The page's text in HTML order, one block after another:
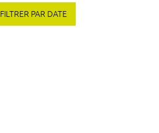
FILTRER PAR DATE